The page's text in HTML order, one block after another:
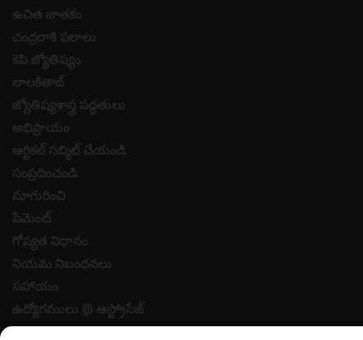
ఉచిత జాతకం
చంద్రరాశి ఫలాలు
కెపి జ్యోతిష్యం
లాలకితాబ్
జ్యోతిష్యశాస్త్ర పద్ధతులు
అభిప్రాయం
ఆర్టికల్ సబ్మిట్ చేయండి
సంప్రదించండి
మాగురించి
పేమెంట్
గోప్యత విధానం
నియమ నిబంధనలు
సహాయం
ఉద్యోగములు @ ఆస్ట్రోసేజ్